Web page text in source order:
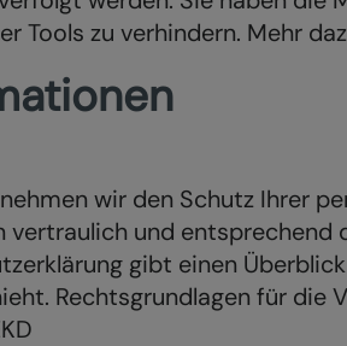
Tools zu verhindern. Mehr
wir den Schutz Ihrer
vertraulich und
gibt einen
Rechtsgrundlagen für die